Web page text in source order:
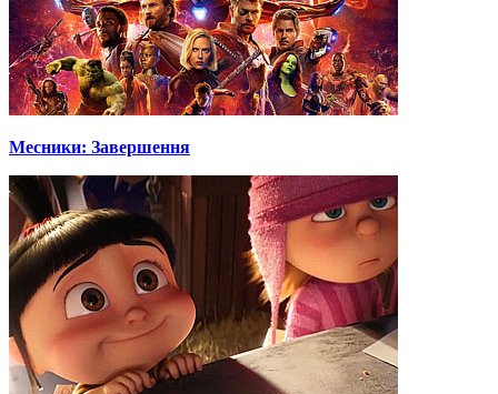
Месники: Завершення